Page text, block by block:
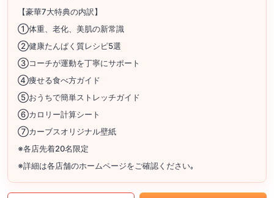
【豪華7大特典の内訳】
①体重、老化、美肌の新常識
②健康たんぱく質レシピ5選
③コーチが運動を丁寧にサポート
④痩せる食べ方ガイド
⑤おうちで簡単ストレッチガイド
⑥カロリー計算シート
⑦カーブスオリジナル壁紙
※各店先着20名限定
※詳細は各店舗のホームページをご確認ください｡